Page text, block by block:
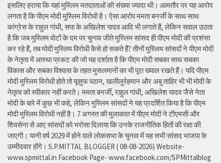
इसलिए हराया कि यहां मुस्लिम मतदाताओं की संख्या ज्यादा थी। आमतौर पर यह आरोप
लगता है कि पीएम मोदी मुस्लिम विरोधी है। ऐसा आरोप ममता बनर्जी के साथ साथ
कांग्रेस के राहुल गांधी, सपा के अखिलेश यादव आदि भी लगाते हैं, लेकिन सवाल उठता
है कि जब मुस्लिम वोटों के दम पर चुनाव जीते मुस्लिम सांसद ही पीएम मोदी की प्रशंसा
कर रहे हैं, तब मोदी मुस्लिम विरोधी कैसे हो सकते हैं? तीनों मुस्लिम सांसदों ने पीएम मोदी
के नेतृत्व में आस्था प्रकट की जो यह दर्शाता है कि पीएम मोदी सबका साथ सबका
विकास और सबका विश्वास के तहत मुसलमानों का भी पूरा ख्याल रखते हैं। यदि पीएम
मोदी मुस्लिम विरोधी होते तो यूसुफ पठान, खलीलुर्रहमान और अबु ताहिर भी भी मोदी के
नेतृत्व को स्वीकार नहीं करते। ममता बनर्जी, राहुल गांधी, अखिलेश यादव जैसे नेता
मोदी के बारे में कुछ भी कहे, लेकिन मुस्लिम सांसदों ने यह प्रदर्शित किया है कि पीएम
मोदी मुस्लिम विरोधी नहीं है। 7 अगस्त की मुलाकात में पीएम मोदी ने टीएमसी और
शिवसेना से आए सांसदों को भरोसा दिलाया कि उनके राजनीतिक हितों की रक्षा की
जाएगी। यानी वर्ष 2029 में होने वाले लोकसभा के चुनाव में यह सभी सांसद भाजपा के
उम्मीदवार होंगे। S.P.MITTAL BLOGGER ( 08-08-2026) Website-
www.spmittal.in Facebook Page- www.facebook.com/SPMittalblog